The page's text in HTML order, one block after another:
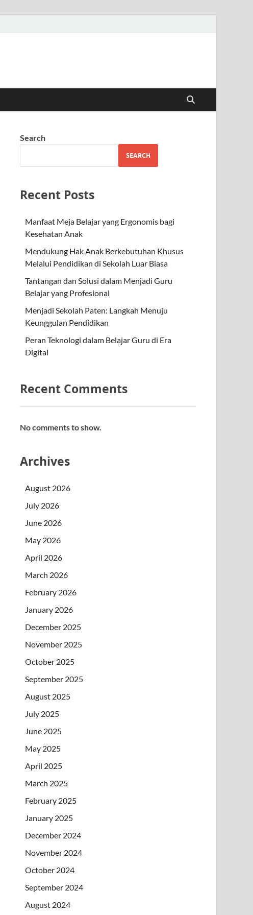
Search
SEARCH
Recent Posts
Manfaat Meja Belajar yang Ergonomis bagi
Kesehatan Anak
Mendukung Hak Anak Berkebutuhan Khusus
Melalui Pendidikan di Sekolah Luar Biasa
Tantangan dan Solusi dalam Menjadi Guru
Belajar yang Profesional
Menjadi Sekolah Paten: Langkah Menuju
Keunggulan Pendidikan
Peran Teknologi dalam Belajar Guru di Era
Digital
Recent Comments
No comments to show.
Archives
August 2026
July 2026
June 2026
May 2026
April 2026
March 2026
February 2026
January 2026
December 2025
November 2025
October 2025
September 2025
August 2025
July 2025
June 2025
May 2025
April 2025
March 2025
February 2025
January 2025
December 2024
November 2024
October 2024
September 2024
August 2024